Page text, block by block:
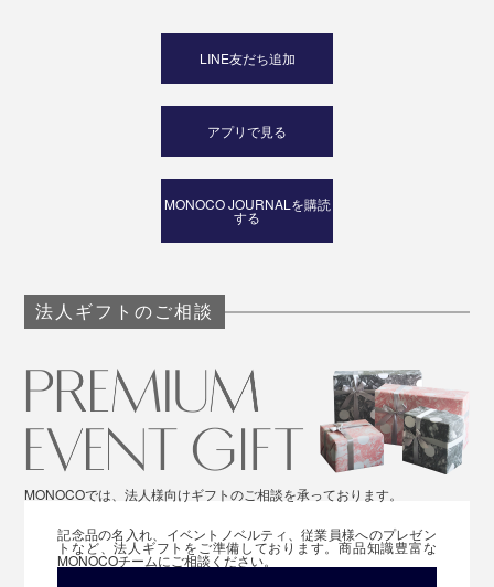
LINE友だち追加
アプリで見る
MONOCO JOURNALを購読
する
法人ギフトのご相談
MONOCOでは、法人様向けギフトのご相談を承っております。
記念品の名入れ、イベントノベルティ、従業員様へのプレゼン
トなど、法人ギフトをご準備しております。商品知識豊富な
MONOCOチームにご相談ください。